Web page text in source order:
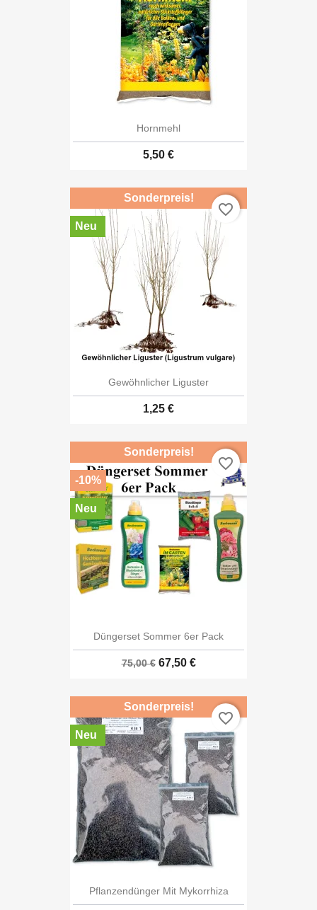
Hornmehl
5,50 €
Gewöhnlicher Liguster
1,25 €
Sonderpreis!
Neu
favorite_border
Düngerset Sommer 6er Pack
75,00 € 67,50 €
Sonderpreis!
-10%
Neu
favorite_border
Pflanzendünger Mit Mykorrhiza
Sonderpreis!
Neu
favorite_border